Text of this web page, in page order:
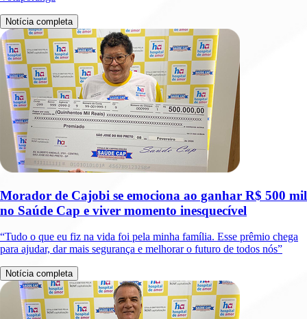
Notícia completa
Morador de Cajobi se emociona ao ganhar R$ 500 mil
no Saúde Cap e viver momento inesquecível
“Tudo o que eu fiz na vida foi pela minha família. Esse prêmio chega
para ajudar, dar mais segurança e melhorar o futuro de todos nós”
Notícia completa